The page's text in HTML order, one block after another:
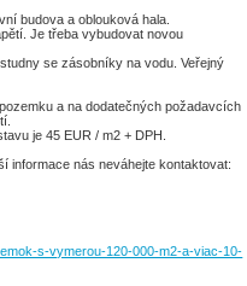
budova a oblouková hala.
Je třeba vybudovat novou
se zásobníky na vodu. Veřejný
a na dodatečných požadavcích
je 45 EUR / m2 + DPH.
informace nás neváhejte kontaktovat:
s-vymerou-120-000-m2-a-viac-10-